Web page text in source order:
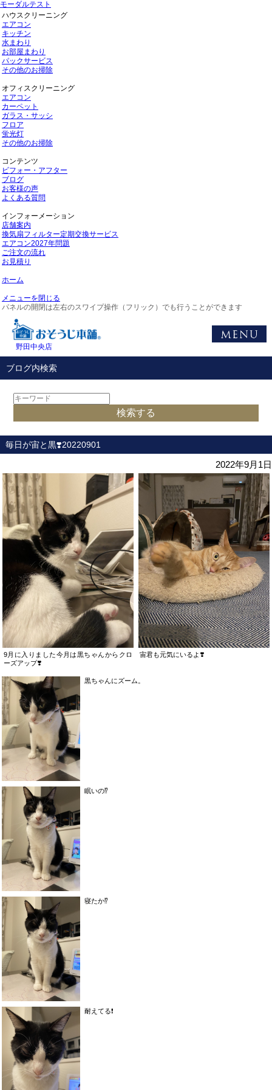
モーダルテスト
ハウスクリーニング
エアコン
キッチン
水まわり
お部屋まわり
パックサービス
その他のお掃除
オフィスクリーニング
エアコン
カーペット
ガラス・サッシ
フロア
蛍光灯
その他のお掃除
コンテンツ
ビフォー・アフター
ブログ
お客様の声
よくある質問
インフォーメーション
店舗案内
換気扇フィルター定期交換サービス
エアコン2027年問題
ご注文の流れ
お見積り
ホーム
メニューを閉じる
パネルの開閉は左右のスワイプ操作（フリック）でも行うことができます
野田中央店
ブログ内検索
毎日が宙と黒❣️20220901
2022年9月1日
9月に入りました今月は黒ちゃんからクロ
ーズアップ❣️
宙君も元気にいるよ❣️
黒ちゃんにズーム。
眠いの⁉️
寝たか⁉️
耐えてる❗️